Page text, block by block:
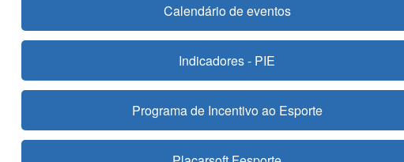
Calendário de eventos
Indicadores - PIE
Programa de Incentivo ao Esporte